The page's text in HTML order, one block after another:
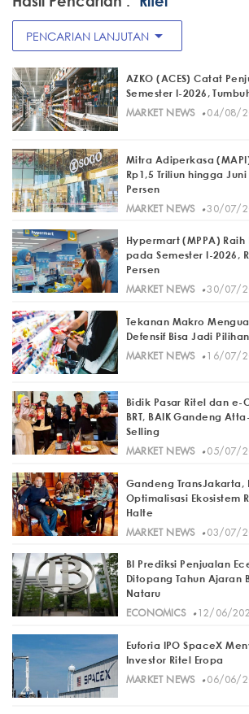
PENCARIAN LANJUTAN arrow_drop_down
AZKO (ACES) Catat
Semester I-2026,
MARKET NEWS· 04/08/
Mitra Adiperkasa
Rp1,5 Triliun hingga
Persen
MARKET NEWS· 30/07/
Hypermart (MPPA) Raih
pada Semester I-2026,
Persen
MARKET NEWS· 30/07/
Tekanan Makro
Defensif Bisa Jadi Pilihan
MARKET NEWS· 16/07/
Bidik Pasar Ritel dan
BRT, BAIK Gandeng
Selling
MARKET NEWS· 05/07/
Gandeng TransJakarta,
Optimalisasi Ekosistem
Halte
MARKET NEWS· 03/07/
BI Prediksi Penjualan
Ditopang Tahun Ajaran
Nataru
ECONOMICS· 12/06/
Euforia IPO SpaceX
Investor Ritel Eropa
MARKET NEWS· 06/06/